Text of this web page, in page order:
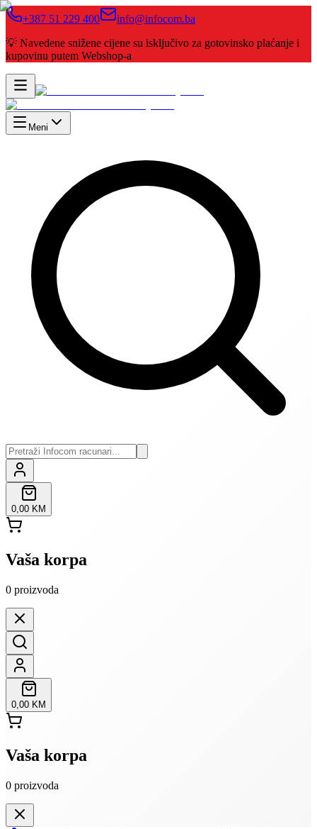
+387 51 229 400
info@infocom.ba
💡 Navedene snižene cijene su isključivo za gotovinsko plaćanje i
kupovinu putem Webshop-a
Meni
0,00 KM
Vaša korpa
0 proizvoda
0,00 KM
Vaša korpa
0 proizvoda